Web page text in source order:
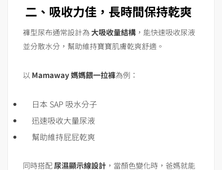
二、吸收力佳，長時間保持乾爽
褲型尿布通常設計為大吸收量結構 ，能快速吸收尿液
並分散水分，幫助維持寶寶肌膚乾爽舒適。
以 Mamaway 媽媽餵一拉褲為例：
日本 SAP 吸水分子
迅速吸收大量尿液
幫助維持屁屁乾爽
同時搭配尿濕顯示線設計 ，當顏色變化時，爸媽就能